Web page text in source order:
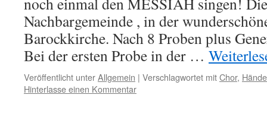
Nachbargemeinde , in der
Barockkirche. Nach 8 Proben plus
Bei der ersten Probe in der …
Veröffentlicht unterAllgemein | Verschlagwortet mitChor,
Hinterlasse einen Kommentar